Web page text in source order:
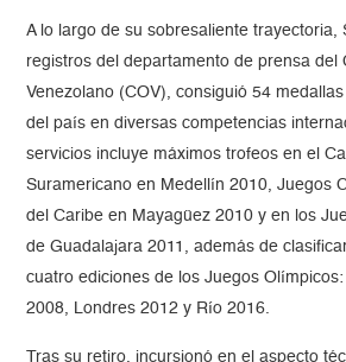
A lo largo de su sobresaliente trayectoria,
registros del departamento de prensa del
Venezolano (COV), consiguió 54
del país en diversas competencias
servicios incluye máximos trofeos en el
Suramericano en Medellín 2010, Juegos
del Caribe en Mayagüez 2010 y en los
de Guadalajara 2011, además de
cuatro ediciones de los Juegos
2008, Londres 2012 y Río 2016.
Tras su retiro, incursionó en el aspecto